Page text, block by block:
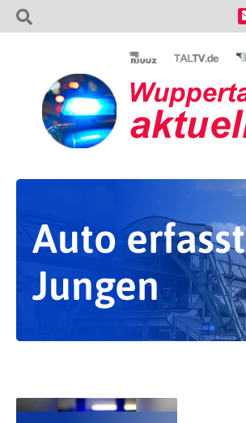
Auto erfasst
Jungen